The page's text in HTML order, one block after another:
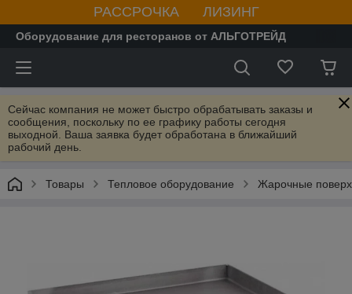
РАССРОЧКА ЛИЗИНГ
Оборудование для ресторанов от АЛЬГОТРЕЙД
Сейчас компания не может быстро обрабатывать заказы и
сообщения, поскольку по ее графику работы сегодня
выходной. Ваша заявка будет обработана в ближайший
рабочий день.
Товары Тепловое оборудование Жарочные